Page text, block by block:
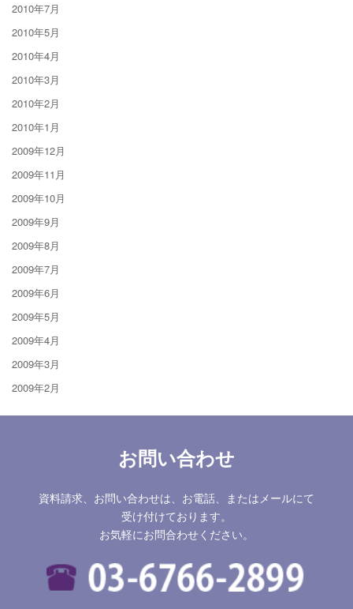
2010年7月
2010年5月
2010年4月
2010年3月
2010年2月
2010年1月
2009年12月
2009年11月
2009年10月
2009年9月
2009年8月
2009年7月
2009年6月
2009年5月
2009年4月
2009年3月
2009年2月
お問い合わせ
資料請求、お問い合わせは、お電話、またはメールにて
受け付けております。
お気軽にお問合わせください。